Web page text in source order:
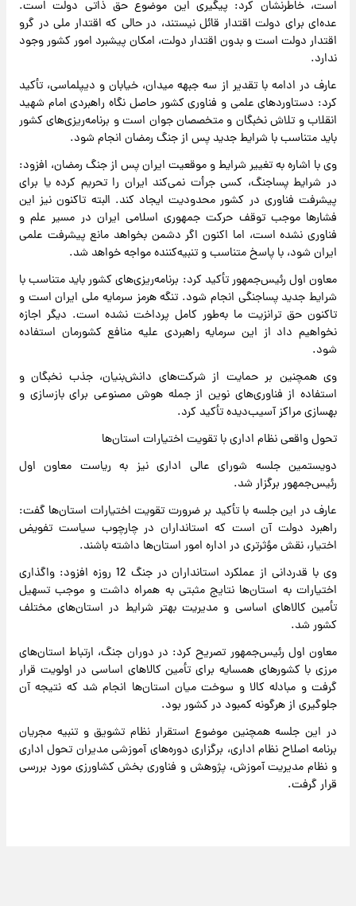
است، خاطرنشان کرد: پیگیری این موضوع حق ذاتی دولت است.
عده‌ای برای دولت اقتدار قائل نیستند، در حالی که اقتدار ملی در گرو
اقتدار دولت است و بدون اقتدار دولت، امکان پیشبرد امور کشور وجود
ندارد.
عارف در ادامه با تقدیر از سه جبهه میدان، خیابان و دیپلماسی، تأکید
کرد: دستاوردهای علمی و فناوری کشور حاصل نگاه راهبردی امام شهید
انقلاب و تلاش نخبگان و متخصصان جوان است و برنامه‌ریزی‌های کشور
باید متناسب با شرایط جدید پس از جنگ رمضان انجام شود.
وی با اشاره به تغییر شرایط و موقعیت ایران پس از جنگ رمضان، افزود:
در شرایط پساجنگ، کسی جرأت نمی‌کند ایران را تحریم کرده یا برای
پیشرفت فناوری در کشور محدودیت ایجاد کند. البته تاکنون نیز این
فشارها موجب توقف حرکت جمهوری اسلامی ایران در مسیر علم و
فناوری نشده است، اما اکنون اگر دشمن بخواهد مانع پیشرفت علمی
ایران شود، با پاسخ متناسب و تنبیه‌کننده مواجه خواهد شد.
معاون اول رئیس‌جمهور تأکید کرد: برنامه‌ریزی‌های کشور باید متناسب با
شرایط جدید پساجنگی انجام شود. تنگه هرمز سرمایه ملی ایران است و
تاکنون حق ترانزیت ما به‌طور کامل پرداخت نشده است. دیگر اجازه
نخواهیم داد از این سرمایه راهبردی علیه منافع کشورمان استفاده
شود.
وی همچنین بر حمایت از شرکت‌های دانش‌بنیان، جذب نخبگان و
استفاده از فناوری‌های نوین از جمله هوش مصنوعی برای بازسازی و
بهسازی مراکز آسیب‌دیده تأکید کرد.
تحول واقعی نظام اداری با تقویت اختیارات استان‌ها
دویستمین جلسه شورای عالی اداری نیز به ریاست معاون اول
رئیس‌جمهور برگزار شد.
عارف در این جلسه با تأکید بر ضرورت تقویت اختیارات استان‌ها گفت:
راهبرد دولت آن است که استانداران در چارچوب سیاست تفویض
اختیار، نقش مؤثرتری در اداره امور استان‌ها داشته باشند.
وی با قدردانی از عملکرد استانداران در جنگ 12 روزه افزود: واگذاری
اختیارات به استان‌ها نتایج مثبتی به همراه داشت و موجب تسهیل
تأمین کالاهای اساسی و مدیریت بهتر شرایط در استان‌های مختلف
کشور شد.
معاون اول رئیس‌جمهور تصریح کرد: در دوران جنگ، ارتباط استان‌های
مرزی با کشورهای همسایه برای تأمین کالاهای اساسی در اولویت قرار
گرفت و مبادله کالا و سوخت میان استان‌ها انجام شد که نتیجه آن
جلوگیری از هرگونه کمبود در کشور بود.
در این جلسه همچنین موضوع استقرار نظام تشویق و تنبیه مجریان
برنامه اصلاح نظام اداری، برگزاری دوره‌های آموزشی مدیران تحول اداری
و نظام مدیریت آموزش، پژوهش و فناوری بخش کشاورزی مورد بررسی
قرار گرفت.